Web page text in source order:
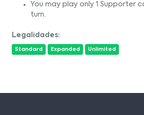
You may play only 1 Supporter
turn.
Legalidades:
Standard Expanded Unlimited